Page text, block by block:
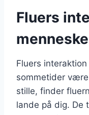
Fluers
Fluers
sommetider
stille, finder
lande på dig. De